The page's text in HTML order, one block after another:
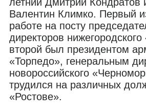
Валентин Климко. Первый
работе на посту
директоров
второй был президентом
«Торпедо», генеральным
новороссийского
трудился на различных
«Ростове».